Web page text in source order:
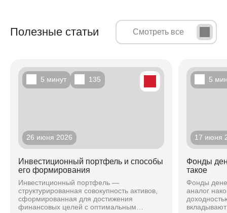
Полезные статьи Смотреть все
26 июня 2026
5 минут 135
Инвестиционный портфель и способы
его формирования
Инвестиционный портфель —
структурированная совокупность активов,
сформированная для достижения
финансовых целей с оптимальным
17 июня
5
Фонды
такое
Фонды
аналог